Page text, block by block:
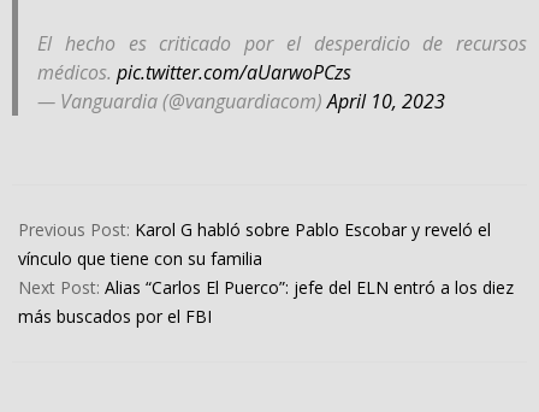
El hecho es criticado por el desperdicio de recursos
médicos. pic.twitter.com/aUarwoPCzs
— Vanguardia (@vanguardiacom)April 10, 2023
04-
14
Previous Post: Karol G habló sobre Pablo Escobar y reveló el
vínculo que tiene con su familia
Next Post: Alias “Carlos El Puerco”: jefe del ELN entró a los diez
más buscados por el FBI